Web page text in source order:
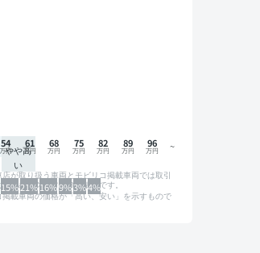
やや高
い
15%21%16%9%3%4%
54 61 68 75 82 89 96
が取り扱う車両とモビリコ掲載車両では取引
ため、グラフは参考情報です。
載車両の価格が「高い、安い」を示すもので